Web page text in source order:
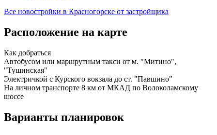
Все новостройки в Красногорске от застройщика
Расположение на карте
Как добраться
Автобусом или маршрутным такси от м. "Митино",
"Тушинская"
Электричкой с Курского вокзала до ст. "Павшино"
На личном транспорте 8 км от МКАД по Волоколамскому
шоссе
Варианты планировок